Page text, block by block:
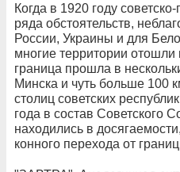
Когда в 1920 году
ряда обстоятельств,
России, Украины и для
многие территории
граница прошла в
Минска и чуть больше 100
столиц советских
года в состав Советского
находились в
конного перехода от